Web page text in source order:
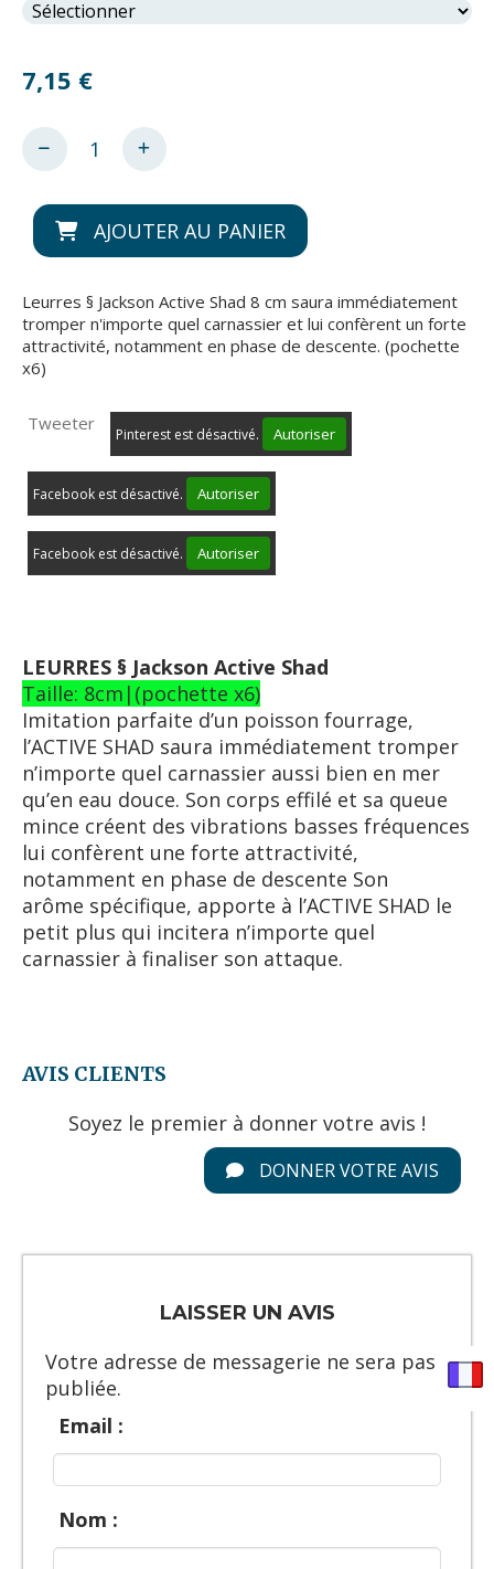
7,15 €
AJOUTER AU PANIER
Leurres § Jackson Active Shad 8 cm saura immédiatement
tromper n'importe quel carnassier et lui confèrent un forte
attractivité, notamment en phase de descente. (pochette
x6)
Tweeter
Pinterest est désactivé. Autoriser
Facebook est désactivé. Autoriser
Facebook est désactivé. Autoriser
LEURRES § Jackson Active Shad
Taille: 8cm|(pochette x6)
Imitation parfaite d’un poisson fourrage,
l’ACTIVE SHAD saura immédiatement tromper
n’importe quel carnassier aussi bien en mer
qu’en eau douce. Son corps effilé et sa queue
mince créent des vibrations basses fréquences
lui confèrent une forte attractivité,
notamment en phase de descente Son
arôme spécifique, apporte à l’ACTIVE SHAD le
petit plus qui incitera n’importe quel
carnassier à finaliser son attaque.
AVIS CLIENTS
Soyez le premier à donner votre avis !
DONNER VOTRE AVIS
LAISSER UN AVIS
Votre adresse de messagerie ne sera pas
publiée.
Email :
Nom :